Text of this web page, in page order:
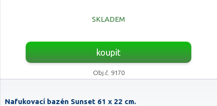
SKLADEM
koupit
Obj.č. 9170
Nafukovací bazén Sunset 61 x 22 cm.